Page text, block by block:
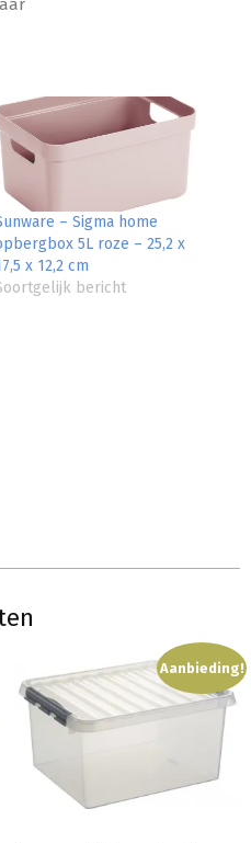
– Sigma home
5L roze – 25,2 x
x 12,2 cm
bericht
Aanbieding!